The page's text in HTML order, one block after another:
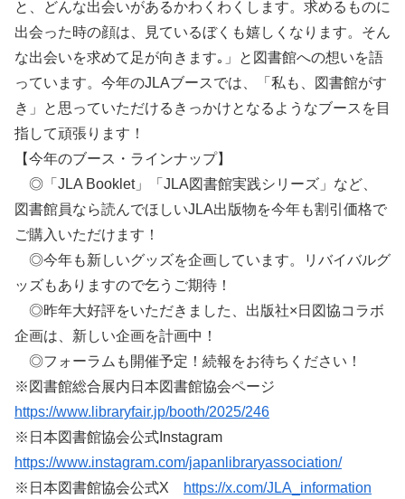
と、どんな出会いがあるかわくわくします。求めるものに
出会った時の顔は、見ているぼくも嬉しくなります。そん
な出会いを求めて足が向きます｡」と図書館への想いを語
っています。今年のJLAブースでは、「私も、図書館がす
き」と思っていただけるきっかけとなるようなブースを目
指して頑張ります！
【今年のブース・ラインナップ】
◎「JLA Booklet」「JLA図書館実践シリーズ」など、
図書館員なら読んでほしいJLA出版物を今年も割引価格で
ご購入いただけます！
◎今年も新しいグッズを企画しています。リバイバルグ
ッズもありますので乞うご期待！
◎昨年大好評をいただきました、出版社×日図協コラボ
企画は、新しい企画を計画中！
◎フォーラムも開催予定！続報をお待ちください！
※図書館総合展内日本図書館協会ページ
https://www.libraryfair.jp/booth/2025/246
※日本図書館協会公式Instagram
https://www.instagram.com/japanlibraryassociation/
※日本図書館協会公式X
https://x.com/JLA_information